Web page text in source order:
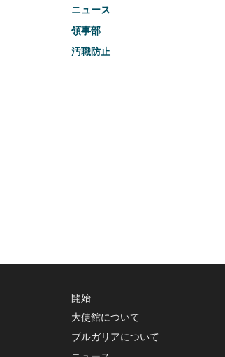
ニュース
領事部
汚職防止
開始
大使館について
ブルガリアについて